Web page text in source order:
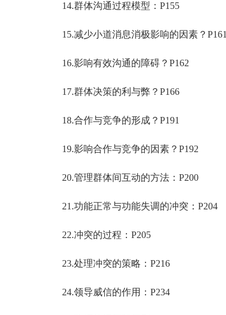
14.群体沟通过程模型：P155
15.减少小道消息消极影响的因素？P161
16.影响有效沟通的障碍？P162
17.群体决策的利与弊？P166
18.合作与竞争的形成？P191
19.影响合作与竞争的因素？P192
20.管理群体间互动的方法：P200
21.功能正常与功能失调的冲突：P204
22.冲突的过程：P205
23.处理冲突的策略：P216
24.领导威信的作用：P234